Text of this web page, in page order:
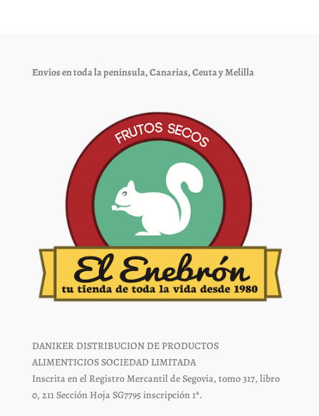
elegir
página
de
Envíos en toda la península, Canarias, Ceuta y Melilla
DANIKER DISTRIBUCION DE PRODUCTOS
ALIMENTICIOS SOCIEDAD LIMITADA
Inscrita en el Registro Mercantil de Segovia, tomo 317, libro
0, 211 Sección Hoja SG7795 inscripción 1ª.